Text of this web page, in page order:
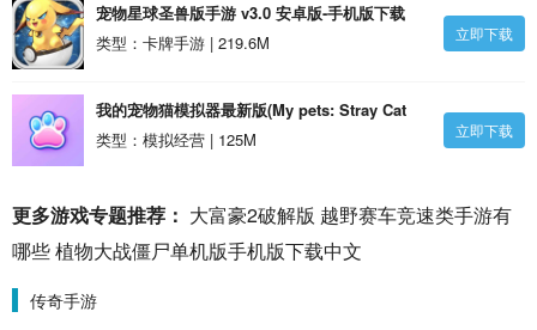
宠物星球圣兽版手游 v3.0 安卓版-手机版下载
类型：卡牌手游 | 219.6M
立即下载
我的宠物猫模拟器最新版(My pets: Stray Cat
Simulator)手游下载_我的宠物猫模拟器最新版
类型：模拟经营 | 125M 立即下载
更多游戏专题推荐： 大富豪2破解版 越野赛车竞速类手游有
哪些植物大战僵尸单机版手机版下载中文
传奇手游